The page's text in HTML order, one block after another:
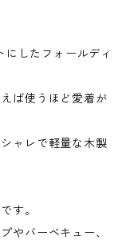
したフォールディ
ば使うほど愛着が
ャレで軽量な木製
す。
やバーベキュー、